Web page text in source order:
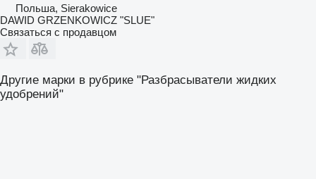
Польша, Sierakowice
DAWID GRZENKOWICZ "SLUE"
Связаться с продавцом
Другие марки в рубрике "Разбрасыватели жидких
удобрений"